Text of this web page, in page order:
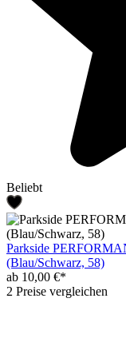
Beliebt
Parkside
(Blau/Schwarz, 58)
ab 10,00 €*
2 Preise vergleichen